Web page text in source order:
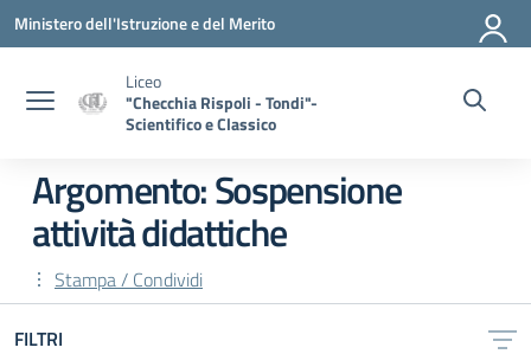
Vai ai contenuti
Vai al menu di navigazione
Vai al footer
Ministero dell'Istruzione e del Merito
Liceo
"Checchia Rispoli - Tondi"-
Scientifico e Classico
Argomento: Sospensione
attività didattiche
Stampa / Condividi
FILTRI